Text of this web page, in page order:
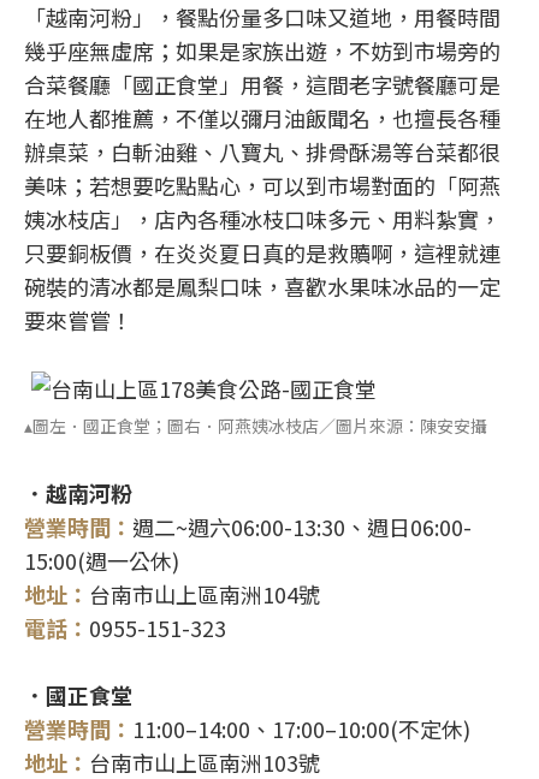
「越南河粉」，餐點份量多口味又道地，用餐時間
幾乎座無虛席；如果是家族出遊，不妨到市場旁的
合菜餐廳「國正食堂」用餐，這間老字號餐廳可是
在地人都推薦，不僅以彌月油飯聞名，也擅長各種
辦桌菜，白斬油雞、八寶丸、排骨酥湯等台菜都很
美味；若想要吃點點心，可以到市場對面的「阿燕
姨冰枝店」，店內各種冰枝口味多元、用料紮實，
只要銅板價，在炎炎夏日真的是救贖啊，這裡就連
碗裝的清冰都是鳳梨口味，喜歡水果味冰品的一定
要來嘗嘗！
▴圖左．國正食堂；圖右．阿燕姨冰枝店／圖片來源：陳安安攝
．越南河粉
營業時間： 週二~週六06:00-13:30、週日06:00-
15:00(週一公休)
地址： 台南市山上區南洲104號
電話： 0955-151-323
．國正食堂
營業時間： 11:00–14:00、17:00–10:00(不定休)
地址： 台南市山上區南洲103號